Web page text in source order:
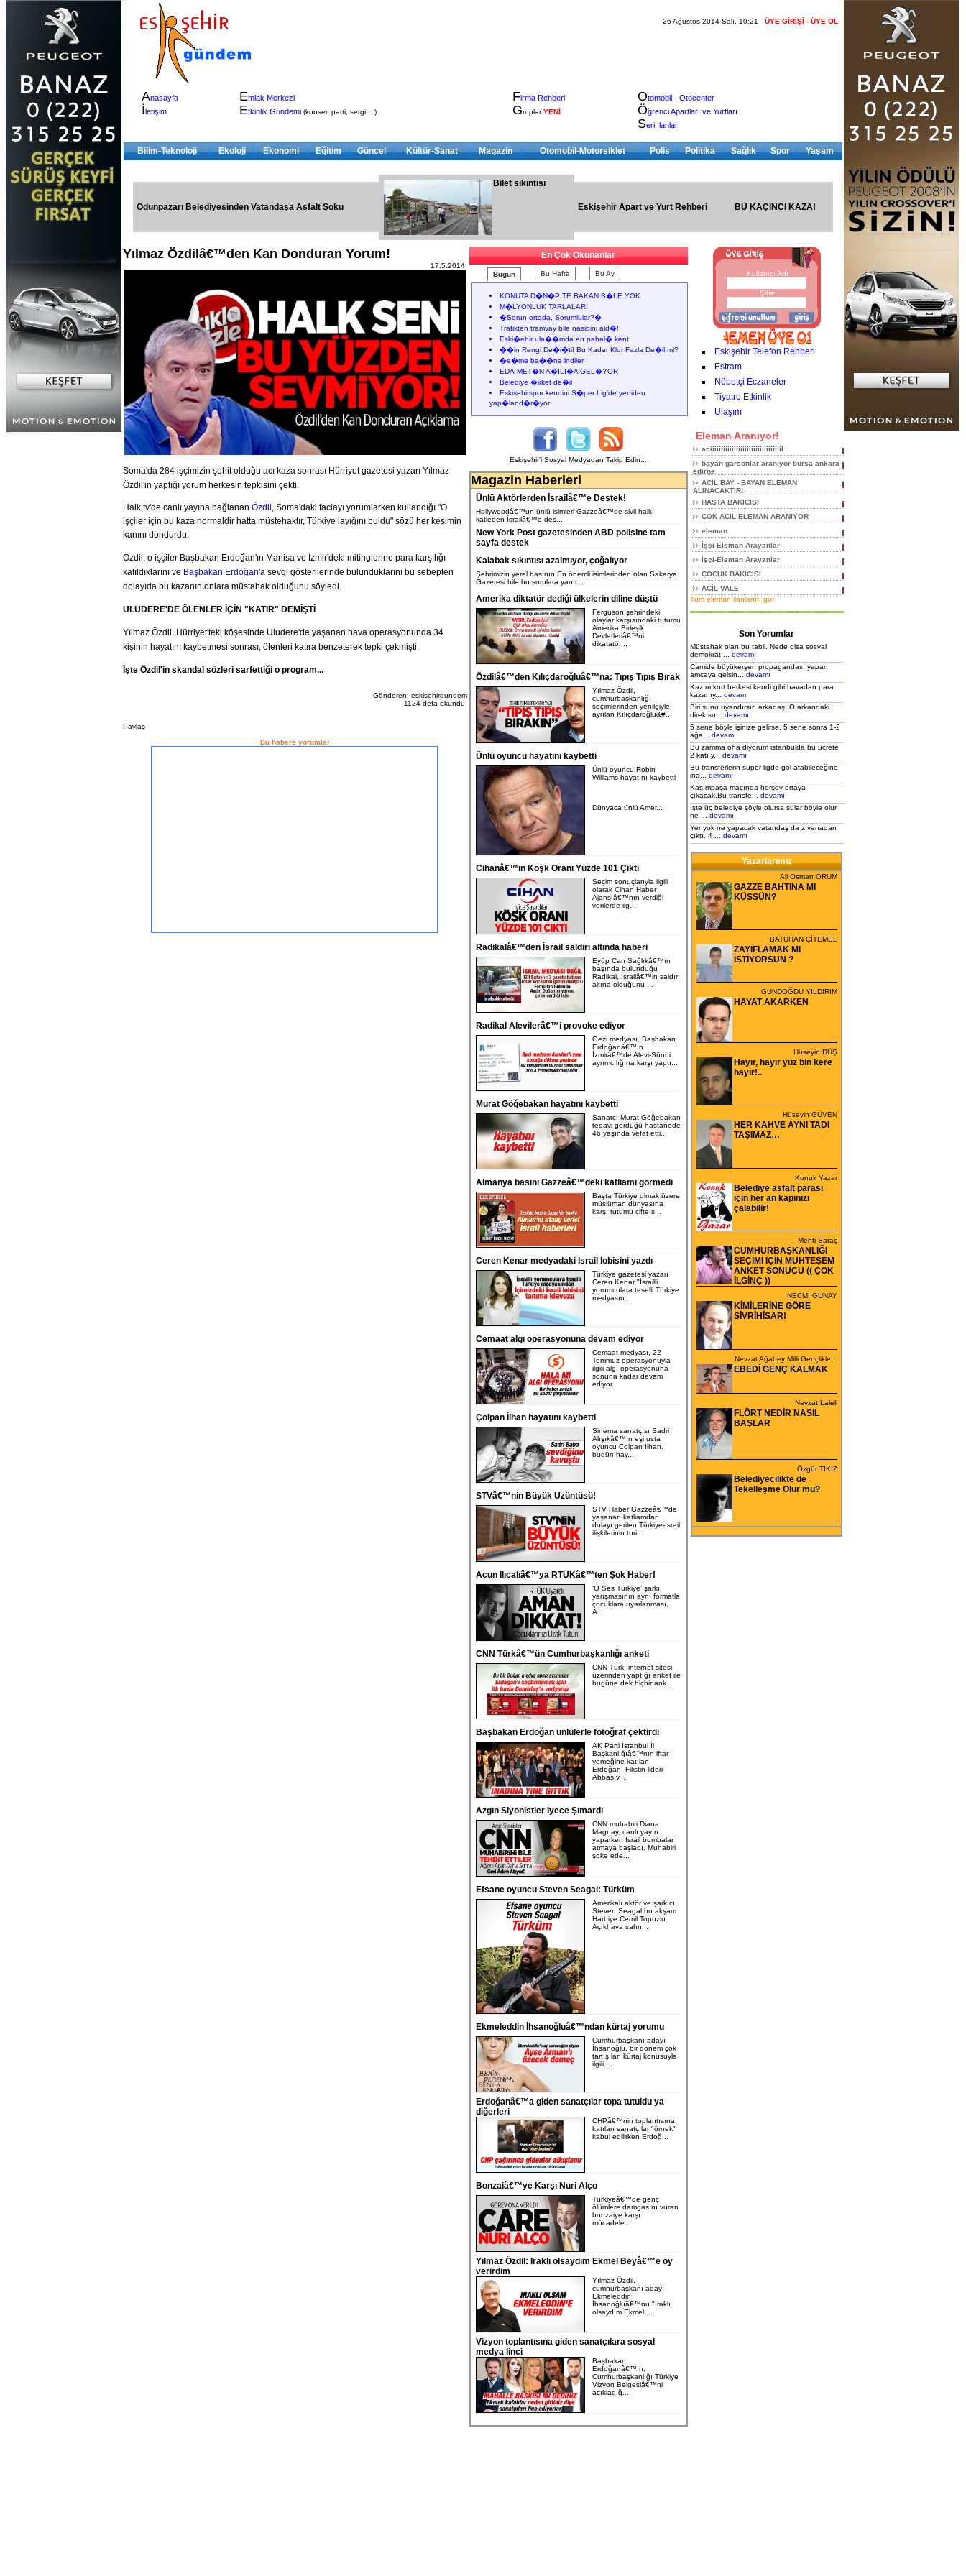
26 Ağustos 2014 Salı, 10:21 ÜYE GİRİŞİ - ÜYE OL
Anasayfa
İletişim
Emlak Merkezi
Etkinlik Gündemi (konser, parti, sergi,...)
Firma Rehberi
GruplarYENİ
Otomobil - Otocenter
Öğrenci Apartları ve Yurtları
Seri İlanlar
Bilim-Teknoloji Ekoloji Ekonomi Eğitim Güncel Kültür-Sanat Magazin Otomobil-Motorsiklet Polis Politika Sağlık Spor Yaşam
Odunpazarı Belediyesinden Vatandaşa Asfalt Şoku
Bilet sıkıntısı
Eskişehir Apart ve Yurt Rehberi BU KAÇINCI KAZA!
Yılmaz Özdilâ€™den Kan Donduran Yorum!
17.5.2014
Soma'da 284 işçimizin şehit olduğu acı kaza sonrası Hürriyet gazetesi yazarı Yılmaz
Özdil'in yaptığı yorum herkesin tepkisini çekti.
Halk tv'de canlı yayına bağlanan Özdil , Soma'daki faciayı yorumlarken kullandığı "O
işçiler için bu kaza normaldir hatta müstehaktır, Türkiye layığını buldu" sözü her kesimin
kanını dondurdu.
Özdil, o işçiler Başbakan Erdoğan'ın Manisa ve İzmir'deki mitinglerine para karşılığı
katıldıklarını ve Başbakan Erdoğan'a sevgi gösterilerinde bulunduklarını bu sebepten
dolayıda bu kazanın onlara müstahak olduğunu söyledi.
ULUDERE'DE ÖLENLER İÇİN "KATIR" DEMİŞTİ
Yılmaz Özdil, Hürriyet'teki köşesinde Uludere'de yaşanan hava operasyonunda 34
kişinin hayatını kaybetmesi sonrası, ölenleri katıra benzeterek tepki çekmişti.
İşte Özdil'in skandal sözleri sarfettiği o program...
Gönderen: eskisehirgundem
1124 defa okundu
Paylaş
Bu habere yorumlar
En Çok Okunanlar
Bugün Bu Hafta Bu Ay
KONUTA D�N�P TE BAKAN B�LE YOK
M�LYONLUK TARLALAR!
�Sorun ortada, Sorumlular?�
Trafikten tramvay bile nasibini ald�!
Eski�ehir ula��mda en pahal� kent
��in Rengi De�i�ti! Bu Kadar Klor Fazla De�il mi?
�e�me ba��na indiler
EDA-MET�N A�ILI�A GEL�YOR
Belediye �irket de�il
Eskisehirspor kendini S�per Lig’de yeniden
yap�land�r�yor
Eskişehir'i Sosyal Medyadan Takip Edin...
Magazin Haberleri
Ünlü Aktörlerden İsrailâ€™e Destek!
Hollywoodâ€™un ünlü isimleri Gazzeâ€™de sivil halkı
katleden İsrailâ€™e des...
New York Post gazetesinden ABD polisine tam
sayfa destek
Kalabak sıkıntısı azalmıyor, çoğalıyor
Şehrimizin yerel basının En önemli isimlerinden olan Sakarya
Gazetesi bile bu sorulara yanıt...
Amerika diktatör dediği ülkelerin diline düştü
Ferguson şehrindeki
olaylar karşısındaki tutumu
Amerika Birleşik
Devletleriâ€™ni
dikatatö...;
Özdilâ€™den Kılıçdaroğluâ€™na: Tıpış Tıpış Bırak
Yılmaz Özdil,
cumhurbaşkanlığı
seçimlerinden yenilgiyle
ayrılan Kılıçdaroğlu&#...
Ünlü oyuncu hayatını kaybetti
Ünlü oyuncu Robin
Williams hayatını kaybetti
Dünyaca ünlü Amer...
Cihanâ€™ın Köşk Oranı Yüzde 101 Çıktı
Seçim sonuçlarıyla ilgili
olarak Cihan Haber
Ajansıâ€™nın verdiği
verilerde ilg...
Radikalâ€™den İsrail saldırı altında haberi
Eyüp Can Sağlıkâ€™ın
başında bulunduğu
Radikal, İsrailâ€™in saldırı
altına olduğunu ...
Radikal Alevilerâ€™i provoke ediyor
Gezi medyası, Başbakan
Erdoğanâ€™ın
İzmirâ€™de Alevi-Sünni
ayrımcılığına karşı yaptı...
Murat Göğebakan hayatını kaybetti
Sanatçı Murat Göğebakan
tedavi gördüğü hastanede
46 yaşında vefat etti...
Almanya basını Gazzeâ€™deki katliamı görmedi
Başta Türkiye olmak üzere
müslüman dünyasına
karşı tutumu çifte s...
Ceren Kenar medyadaki İsrail lobisini yazdı
Türkiye gazetesi yazarı
Ceren Kenar "İsrailli
yorumculara teselli Türkiye
medyasın...
Cemaat algı operasyonuna devam ediyor
Cemaat medyası, 22
Temmuz operasyonuyla
ilgili algı operasyonuna
sonuna kadar devam
ediyor.
Çolpan İlhan hayatını kaybetti
Sinema sanatçısı Sadri
Alışıkâ€™ın eşi usta
oyuncu Çolpan İlhan,
bugün hay...
STVâ€™nin Büyük Üzüntüsü!
STV Haber Gazzeâ€™de
yaşanan katliamdan
dolayı gerilen Türkiye-İsrail
ilişkilerinin turi...
Acun Ilıcalıâ€™ya RTÜKâ€™ten Şok Haber!
‘O Ses Türkiye’ şarkı
yarışmasının aynı formatla
çocuklara uyarlanması,
A...
CNN Türkâ€™ün Cumhurbaşkanlığı anketi
CNN Türk, internet sitesi
üzerinden yaptığı anket ile
bugüne dek hiçbir ank...
Başbakan Erdoğan ünlülerle fotoğraf çektirdi
AK Parti İstanbul İl
Başkanlığıâ€™nın iftar
yemeğine katılan
Erdoğan, Filistin lideri
Abbas v...
Azgın Siyonistler İyece Şımardı
CNN muhabiri Diana
Magnay, canlı yayın
yaparken İsrail bombalar
atmaya başladı. Muhabiri
şoke ede...
Efsane oyuncu Steven Seagal: Türküm
Amerikalı aktör ve şarkıcı
Steven Seagal bu akşam
Harbiye Cemil Topuzlu
Açıkhava sahn...
Ekmeleddin İhsanoğluâ€™ndan kürtaj yorumu
Cumhurbaşkanı adayı
İhsanoğlu, bir dönem çok
tartışılan kürtaj konusuyla
ilgili ...
Erdoğanâ€™a giden sanatçılar topa tutuldu ya
diğerleri
CHPâ€™nin toplantısına
katılan sanatçılar "örnek"
kabul edilirken Erdoğ...
Bonzaiâ€™ye Karşı Nuri Alço
Türkiyeâ€™de genç
ölümlere damgasını vuran
bonzaiye karşı
mücadele...
Yılmaz Özdil: Iraklı olsaydım Ekmel Beyâ€™e oy
verirdim
Yılmaz Özdil,
cumhurbaşkanı adayı
Ekmeleddin
İhsanoğluâ€™nu "Iraklı
olsaydım Ekmel ...
Vizyon toplantısına giden sanatçılara sosyal
medya linci
Başbakan
Erdoğanâ€™ın,
Cumhurbaşkanlığı Türkiye
Vizyon Belgesiâ€™ni
açıkladığ...
Kullanıcı Adı
Şifre
Eskişehir Telefon Rehberi
Estram
Nöbetçi Eczaneler
Tiyatro Etkinlik
Ulaşım
Eleman Aranıyor!
aciiiiiiiiiiiiiiiiiiiiiiiiiiiiiiiiil
bayan garsonlar aranıyor bursa ankara
edirne
ACİL BAY - BAYAN ELEMAN
ALINACAKTIR!
HASTA BAKICISI
COK ACIL ELEMAN ARANIYOR
eleman
İşçi-Eleman Arayanlar
İşçi-Eleman Arayanlar
ÇOCUK BAKICISI
ACİL VALE
Tüm eleman ilanlarını gör
Son Yorumlar
Müstahak olan bu tabii. Nede olsa sosyal
demokrat ... devamı
Camide büyükerşen propagandası yapan
amcaya gelsin... devamı
Kazım kurt herkesi kendi gibi havadan para
kazanıy... devamı
Biri sunu uyandırsın arkadaş. O arkandaki
direk su... devamı
5 sene böyle işinize gelirse. 5 sene sonra 1-2
ağa... devamı
Bu zamma oha diyorum istanbulda bu ücrete
2 katı y... devamı
Bu transferlerin süper ligde gol atabileceğine
ina... devamı
Kasımpaşa maçında herşey ortaya
çıkacak.Bu transfe... devamı
Işte üç belediye şöyle olursa sular böyle olur
ne ... devamı
Yer yok ne yapacak vatandaş da zıvanadan
çıktı. 4 ... devamı
Yazarlarımız
Ali Osman ORUM
GAZZE BAHTINA MI
KÜSSÜN?
BATUHAN ÇİTEMEL
ZAYIFLAMAK MI
İSTİYORSUN ?
GÜNDOĞDU YILDIRIM
HAYAT AKARKEN
Hüseyin DÜŞ
Hayır, hayır yüz bin kere
hayır!..
Hüseyin GÜVEN
HER KAHVE AYNI TADI
TAŞIMAZ…
Konuk Yazar
Belediye asfalt parası
için her an kapınızı
çalabilir!
Mehti Saraç
CUMHURBAŞKANLIĞI
SEÇİMİ İÇİN MUHTEŞEM
ANKET SONUCU (( ÇOK
İLGİNÇ ))
NECMİ GÜNAY
KİMİLERİNE GÖRE
SİVRİHİSAR!
Nevzat Ağabey Milli Gençlikle...
EBEDİ GENÇ KALMAK
Nevzat Laleli
FLÖRT NEDİR NASIL
BAŞLAR
Özgür TIKIZ
Belediyecilikte de
Tekelleşme Olur mu?